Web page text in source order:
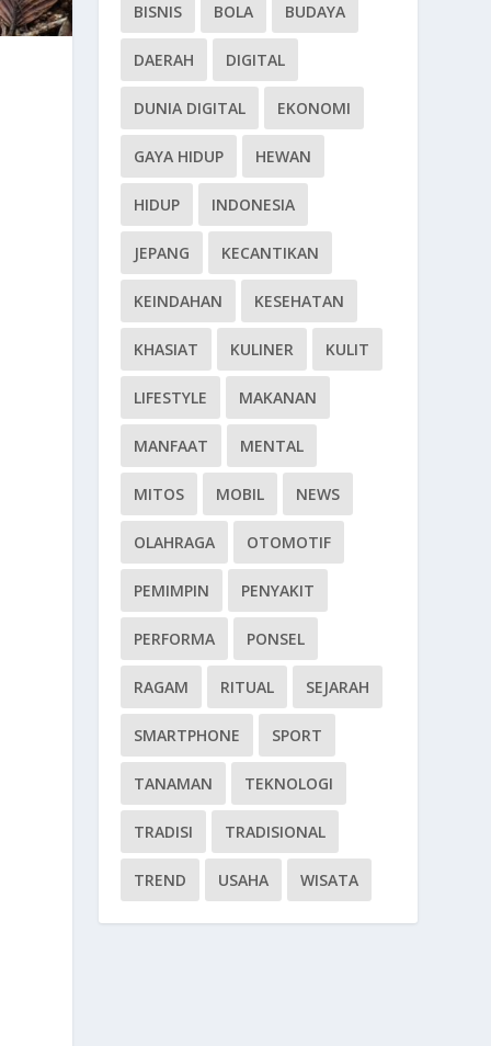
BISNIS BOLA BUDAYA
DAERAH DIGITAL
DUNIA DIGITAL EKONOMI
GAYA HIDUP HEWAN
HIDUP INDONESIA
JEPANG KECANTIKAN
KEINDAHAN KESEHATAN
KHASIAT KULINER KULIT
LIFESTYLE MAKANAN
MANFAAT MENTAL
MITOS MOBIL NEWS
OLAHRAGA OTOMOTIF
PEMIMPIN PENYAKIT
PERFORMA PONSEL
RAGAM RITUAL SEJARAH
SMARTPHONE SPORT
TANAMAN TEKNOLOGI
TRADISI TRADISIONAL
TREND USAHA WISATA